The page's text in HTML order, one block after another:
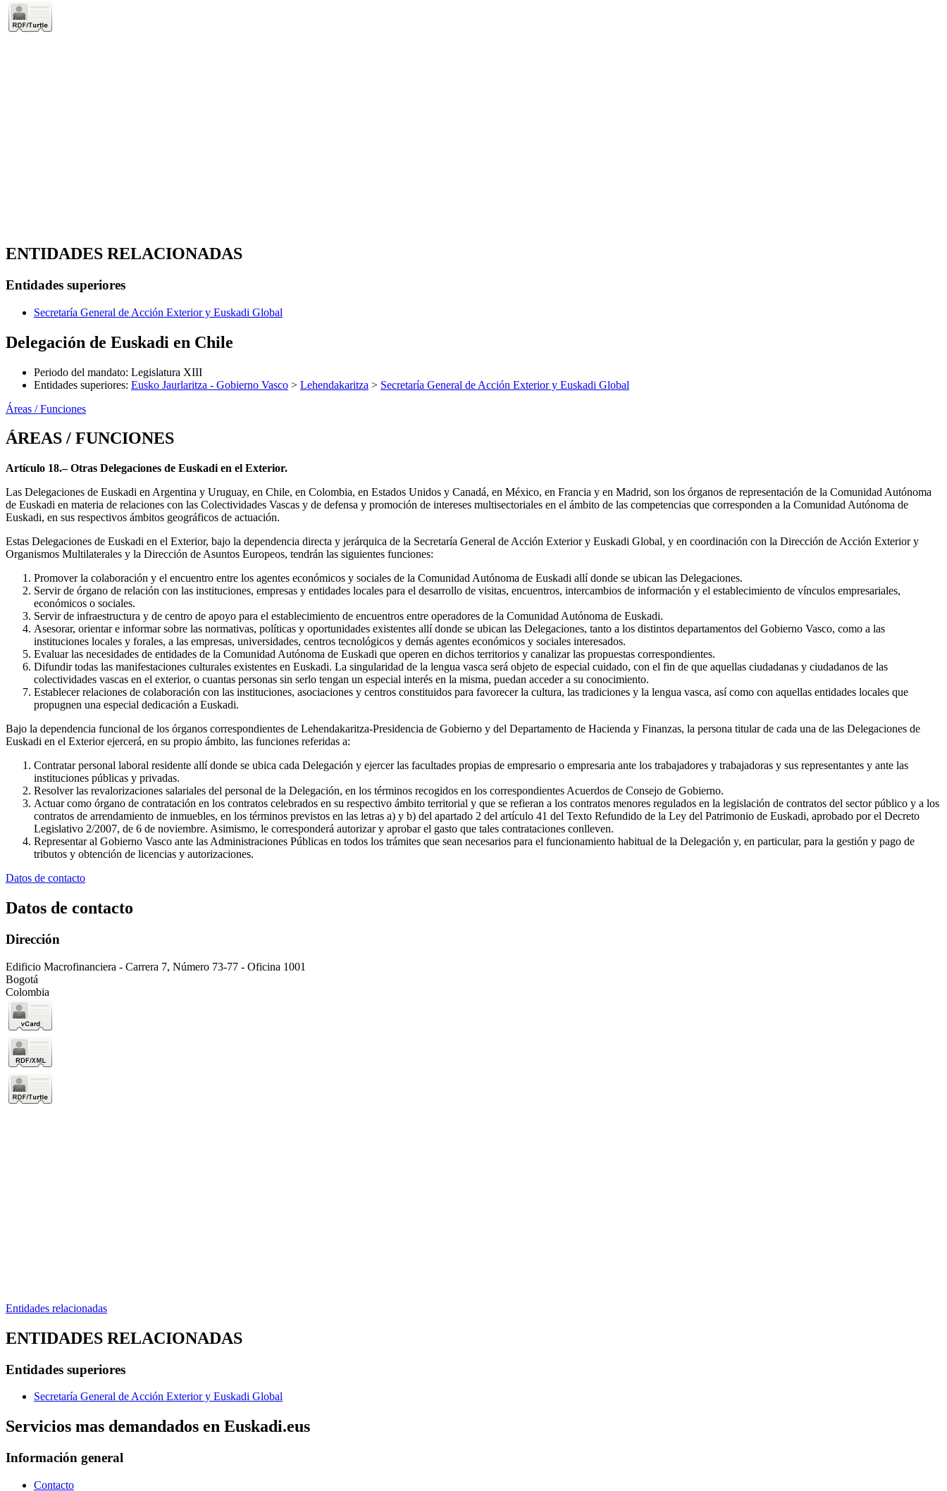
ENTIDADES RELACIONADAS
Entidades superiores
Secretaría General de Acción Exterior y Euskadi Global
Delegación de Euskadi en Chile
Periodo del mandato: Legislatura XIII
Entidades superiores: Eusko Jaurlaritza - Gobierno Vasco > Lehendakaritza > Secretaría General de Acción Exterior y Euskadi Global
Áreas / Funciones
ÁREAS / FUNCIONES
Artículo 18.– Otras Delegaciones de Euskadi en el Exterior.
Las Delegaciones de Euskadi en Argentina y Uruguay, en Chile, en Colombia, en Estados Unidos y Canadá, en México, en Francia y en Madrid, son los órganos de representación de la Comunidad Autónoma
de Euskadi en materia de relaciones con las Colectividades Vascas y de defensa y promoción de intereses multisectoriales en el ámbito de las competencias que corresponden a la Comunidad Autónoma de
Euskadi, en sus respectivos ámbitos geográficos de actuación.
Estas Delegaciones de Euskadi en el Exterior, bajo la dependencia directa y jerárquica de la Secretaría General de Acción Exterior y Euskadi Global, y en coordinación con la Dirección de Acción Exterior y
Organismos Multilaterales y la Dirección de Asuntos Europeos, tendrán las siguientes funciones:
Promover la colaboración y el encuentro entre los agentes económicos y sociales de la Comunidad Autónoma de Euskadi allí donde se ubican las Delegaciones.
Servir de órgano de relación con las instituciones, empresas y entidades locales para el desarrollo de visitas, encuentros, intercambios de información y el establecimiento de vínculos empresariales,
económicos o sociales.
Servir de infraestructura y de centro de apoyo para el establecimiento de encuentros entre operadores de la Comunidad Autónoma de Euskadi.
Asesorar, orientar e informar sobre las normativas, políticas y oportunidades existentes allí donde se ubican las Delegaciones, tanto a los distintos departamentos del Gobierno Vasco, como a las
instituciones locales y forales, a las empresas, universidades, centros tecnológicos y demás agentes económicos y sociales interesados.
Evaluar las necesidades de entidades de la Comunidad Autónoma de Euskadi que operen en dichos territorios y canalizar las propuestas correspondientes.
Difundir todas las manifestaciones culturales existentes en Euskadi. La singularidad de la lengua vasca será objeto de especial cuidado, con el fin de que aquellas ciudadanas y ciudadanos de las
colectividades vascas en el exterior, o cuantas personas sin serlo tengan un especial interés en la misma, puedan acceder a su conocimiento.
Establecer relaciones de colaboración con las instituciones, asociaciones y centros constituidos para favorecer la cultura, las tradiciones y la lengua vasca, así como con aquellas entidades locales que
propugnen una especial dedicación a Euskadi.
Bajo la dependencia funcional de los órganos correspondientes de Lehendakaritza-Presidencia de Gobierno y del Departamento de Hacienda y Finanzas, la persona titular de cada una de las Delegaciones de
Euskadi en el Exterior ejercerá, en su propio ámbito, las funciones referidas a:
Contratar personal laboral residente allí donde se ubica cada Delegación y ejercer las facultades propias de empresario o empresaria ante los trabajadores y trabajadoras y sus representantes y ante las
instituciones públicas y privadas.
Resolver las revalorizaciones salariales del personal de la Delegación, en los términos recogidos en los correspondientes Acuerdos de Consejo de Gobierno.
Actuar como órgano de contratación en los contratos celebrados en su respectivo ámbito territorial y que se refieran a los contratos menores regulados en la legislación de contratos del sector público y a los
contratos de arrendamiento de inmuebles, en los términos previstos en las letras a) y b) del apartado 2 del artículo 41 del Texto Refundido de la Ley del Patrimonio de Euskadi, aprobado por el Decreto
Legislativo 2/2007, de 6 de noviembre. Asimismo, le corresponderá autorizar y aprobar el gasto que tales contrataciones conlleven.
Representar al Gobierno Vasco ante las Administraciones Públicas en todos los trámites que sean necesarios para el funcionamiento habitual de la Delegación y, en particular, para la gestión y pago de
tributos y obtención de licencias y autorizaciones.
Datos de contacto
Datos de contacto
Dirección
Edificio Macrofinanciera - Carrera 7, Número 73-77 - Oficina 1001
Bogotá
Colombia
Entidades relacionadas
ENTIDADES RELACIONADAS
Entidades superiores
Secretaría General de Acción Exterior y Euskadi Global
Servicios mas demandados en Euskadi.eus
Información general
Contacto